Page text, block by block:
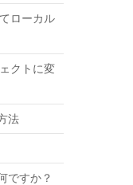
08-07
ローカル
クトに変
法
ですか？